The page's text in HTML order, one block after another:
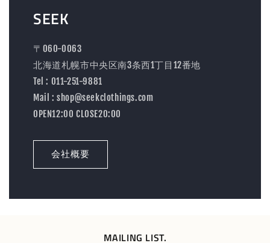
SEEK
〒060-0063
北海道札幌市中央区南3条西1丁目12番地
Tel : 011-251-9881
Mail : shop@seekclothings.com
OPEN12:00 CLOSE20:00
会社概要
MAILING LIST.